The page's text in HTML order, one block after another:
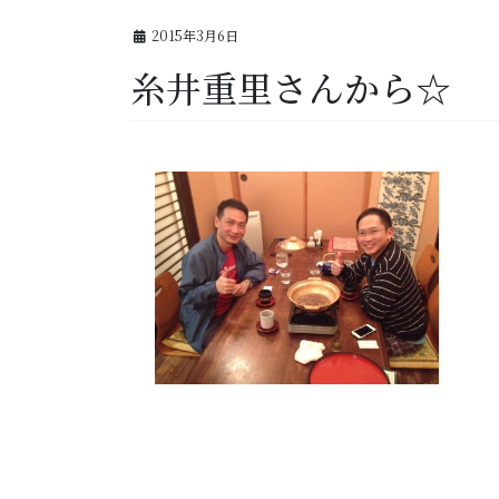
2015年3月6日
糸井重里さんから☆